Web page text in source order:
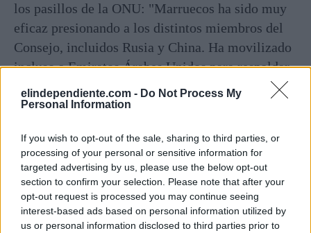
elindependiente.com - Do Not Process My
Personal Information
If you wish to opt-out of the sale, sharing to third parties, or
processing of your personal or sensitive information for
targeted advertising by us, please use the below opt-out
section to confirm your selection. Please note that after your
opt-out request is processed you may continue seeing
interest-based ads based on personal information utilized by
us or personal information disclosed to third parties prior to
los pasillos de la ONU: "Marruecos ha sido muy
eficaz presionando a los distintos miembros del
Consejo, incluidos Rusia y China. Ha movilizado
incluso a Emiratos Árabes Unidos para respaldar
su posición. Argelia, por el contrario, carece de la
misma influencia".
El investigador estadounidenseJacob Mundy
coincide en el diagnóstico, pero va más allá.
Según él, el texto actual es una versión muy
rebajada del borrador inicial estadounidense,
conocido como el “zero draft”.